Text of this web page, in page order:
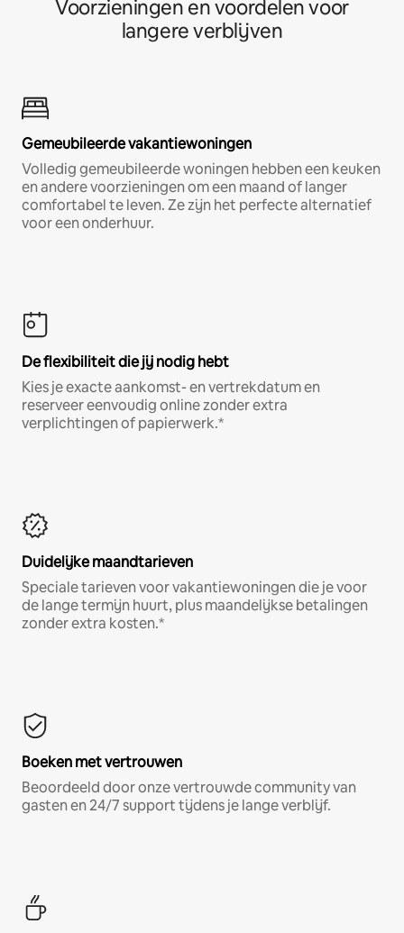
Voorzieningen en voordelen voor
langere verblijven
Gemeubileerde vakantiewoningen
Volledig gemeubileerde woningen hebben een keuken
en andere voorzieningen om een maand of langer
comfortabel te leven. Ze zijn het perfecte alternatief
voor een onderhuur.
De flexibiliteit die jij nodig hebt
Kies je exacte aankomst- en vertrekdatum en
reserveer eenvoudig online zonder extra
verplichtingen of papierwerk.*
Duidelijke maandtarieven
Speciale tarieven voor vakantiewoningen die je voor
de lange termijn huurt, plus maandelijkse betalingen
zonder extra kosten.*
Boeken met vertrouwen
Beoordeeld door onze vertrouwde community van
gasten en 24/7 support tijdens je lange verblijf.